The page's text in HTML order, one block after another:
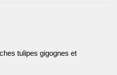
tulipes gigognes et